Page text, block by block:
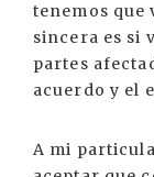
tenemos que
sincera es si
partes
acuerdo y el
A mi